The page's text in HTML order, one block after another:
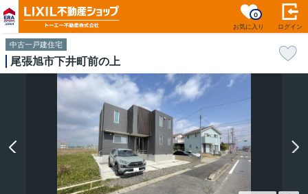
お気に入り
0
ログイン
中古一戸建住宅
尾張旭市下井町前の上